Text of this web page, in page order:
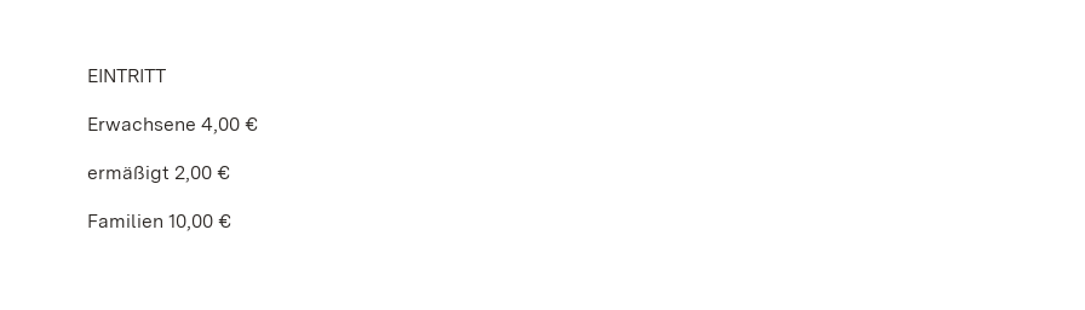
EINTRITT
Erwachsene 4,00 €
ermäßigt 2,00 €
Familien 10,00 €